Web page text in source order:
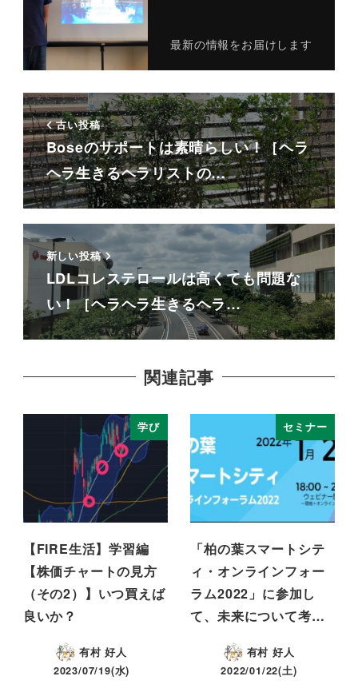
最新の情報をお届けします
古い投稿
Boseのサポートは素晴らしい！［ヘラ
ヘラ生きるヘラリストの…
新しい投稿
LDLコレステロールは高くても問題な
い！［ヘラヘラ生きるヘラ…
関連記事
学び
【FIRE生活】学習編
【株価チャートの見方
（その2）】いつ買えば
良いか？
有村 好人
2023/07/19(水)
セミナー
「柏の葉スマートシテ
ィ・オンラインフォー
ラム2022」に参加し
て、未来について考…
有村 好人
2022/01/22(土)